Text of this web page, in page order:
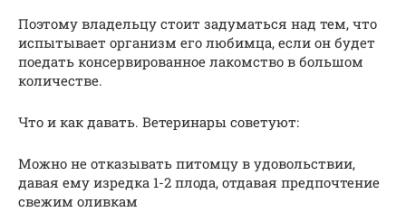
Поэтому владельцу стоит задуматься над тем, что
испытывает организм его любимца, если он будет
поедать консервированное лакомство в большом
количестве.
Что и как давать. Ветеринары советуют:
Можно не отказывать питомцу в удовольствии,
давая ему изредка 1-2 плода, отдавая предпочтение
свежим оливкам